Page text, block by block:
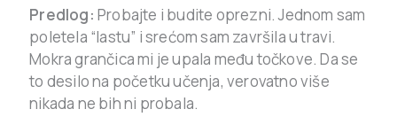
Predlog: Probajte i budite oprezni. Jednom sam
poletela “lastu” i srećom sam završila u travi.
Mokra grančica mi je upala među točkove. Da se
to desilo na početku učenja, verovatno više
nikada ne bih ni probala.